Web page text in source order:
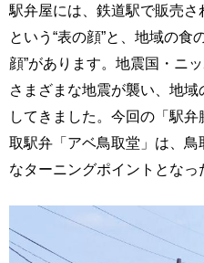
駅弁屋には、鉄道駅で販売
という“表の顔”と、地域の食
顔”があります。地震国・ニ
さまざまな地震が襲い、地
してきました。今回の「駅
取駅弁「アベ鳥取堂」は、
なターニングポイントとなっ